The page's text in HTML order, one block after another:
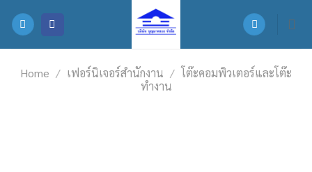
Home / เฟอร์นิเจอร์สำนักงาน / โต๊ะคอมพิวเตอร์และโต๊ะ
ทำงาน